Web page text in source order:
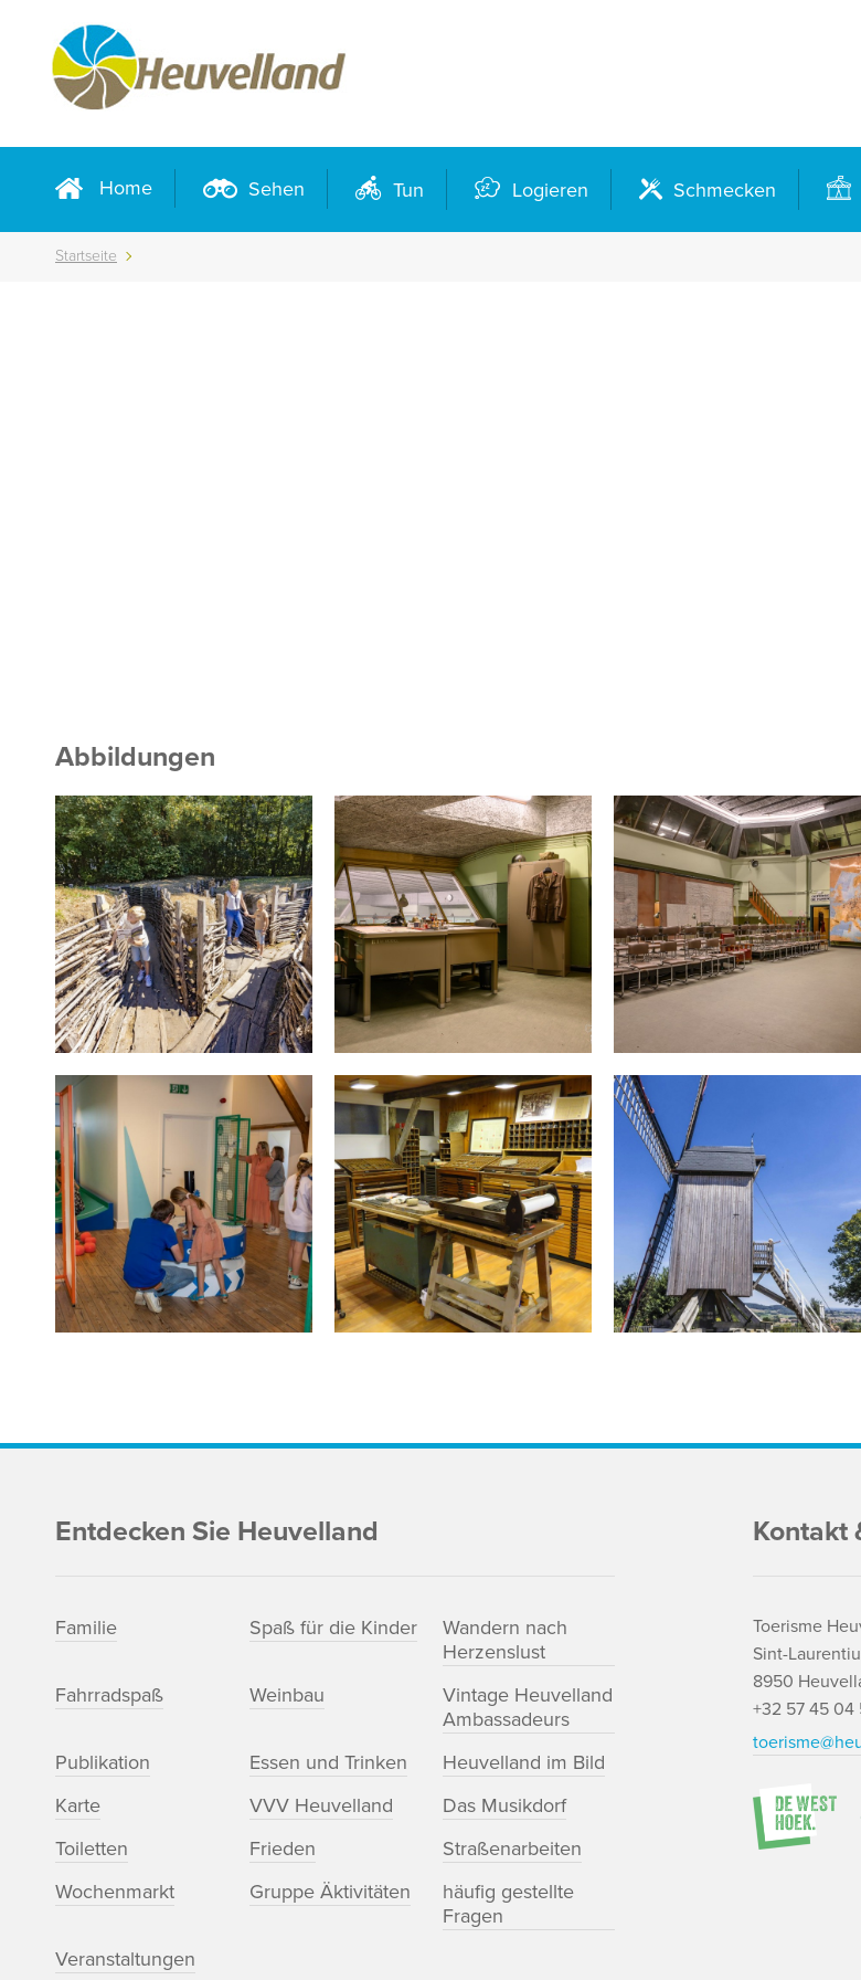
Home Sehen Tun Logieren Schmecken
Startseite
Abbildungen
Entdecken Sie Heuvelland
Familie Spaß für die Kinder
Wandern nach
Herzenslust
Fahrradspaß
Weinbau
Vintage Heuvelland
Ambassadeurs
Publikation
Essen und Trinken
Heuvelland im Bild
Karte
VVV Heuvelland
Das Musikdorf
Toiletten
Frieden
Straßenarbeiten
Wochenmarkt
Gruppe Äktivitäten
häufig gestellte
Fragen
Veranstaltungen
Kontakt
Toerisme
Sint-
8950
+32 57 45 04